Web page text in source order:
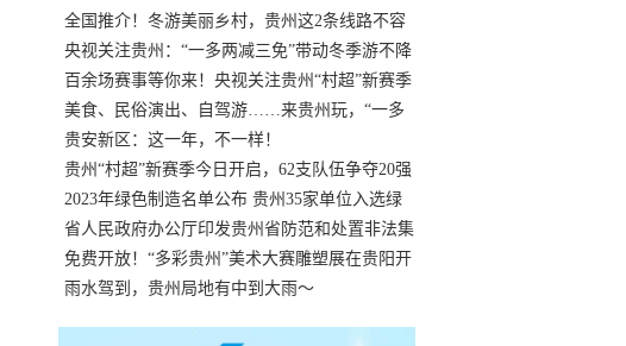
全国推介！冬游美丽乡村，贵州这2条线路不容
错过
央视关注贵州：“一多两减三免”带动冬季游不降
温
百余场赛事等你来！央视关注贵州“村超”新赛季
正式“打响”
美食、民俗演出、自驾游……来贵州玩，“一多
两减三免”！
贵安新区：这一年，不一样！
贵州“村超”新赛季今日开启，62支队伍争夺20强
名额
2023年绿色制造名单公布 贵州35家单位入选绿
色工厂
省人民政府办公厅印发贵州省防范和处置非法集
资工作实施细则
免费开放！“多彩贵州”美术大赛雕塑展在贵阳开
展，持续至1月19日
雨水驾到，贵州局地有中到大雨～